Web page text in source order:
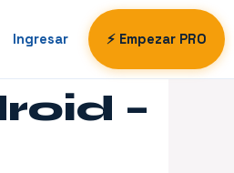
Ingresar ⚡ Empezar PRO
–